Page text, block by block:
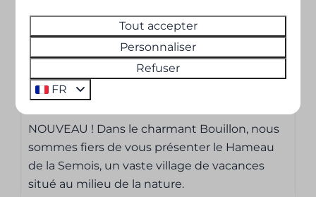
NOUVEAU ! Dans le charmant Bouillon, nous
sommes fiers de vous présenter le Hameau
de la Semois, un vaste village de vacances
situé au milieu de la nature.
Tout accepter
Personnaliser
Refuser
FR